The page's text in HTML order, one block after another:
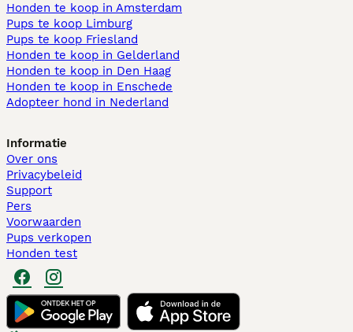
Honden te koop in Amsterdam
Pups te koop Limburg​
Pups te koop Friesland​
Honden te koop in Gelderland
Honden te koop in Den Haag
Honden te koop in Enschede
Adopteer hond in Nederland
Informatie
Over ons
Privacybeleid
Support
Pers
Voorwaarden
Pups verkopen
Honden test